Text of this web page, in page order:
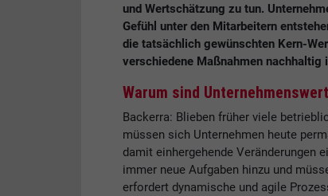
und Wertschätzung zu tun.
Gefühl unter den Mitarbeitern
die tatsächlich gewünschten Kern-
verschiedene Maßnahmen nachhaltig
Warum sind
Backerra: Blieben früher viele
müssen sich Unternehmen heute
damit einhergehende Veränderungen
immer neue Aufgaben hinzu und
erfordert dynamische und agile